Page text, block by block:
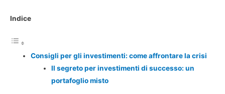
Indice
Consigli per gli investimenti: come affrontare la crisi
Il segreto per investimenti di successo: un
portafoglio misto